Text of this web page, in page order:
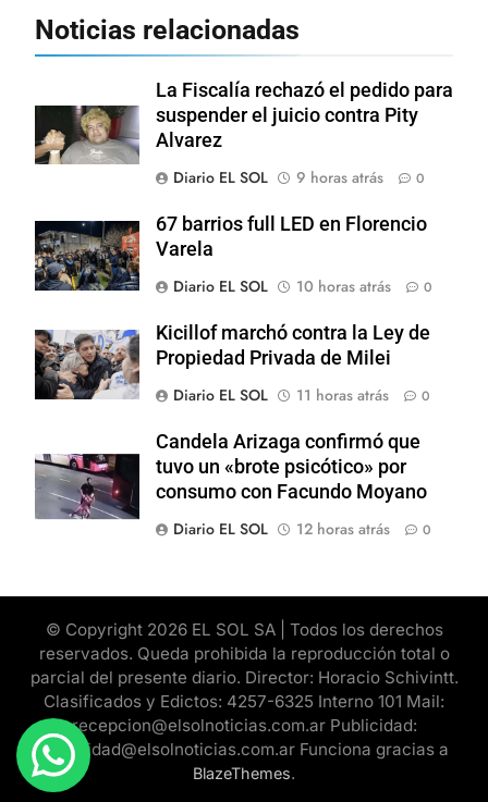
Noticias relacionadas
La Fiscalía rechazó el pedido para
suspender el juicio contra Pity
Alvarez
Diario EL SOL
9 horas atrás 0
67 barrios full LED en Florencio
Varela
Diario EL SOL
10 horas atrás 0
Kicillof marchó contra la Ley de
Propiedad Privada de Milei
Diario EL SOL
11 horas atrás 0
Candela Arizaga confirmó que
tuvo un «brote psicótico» por
consumo con Facundo Moyano
Diario EL SOL
12 horas atrás 0
© Copyright 2026 EL SOL SA | Todos los derechos
reservados. Queda prohibida la reproducción total o
parcial del presente diario. Director: Horacio Schivintt.
Clasificados y Edictos: 4257-6325 Interno 101 Mail:
recepcion@elsolnoticias.com.ar Publicidad:
publicidad@elsolnoticias.com.ar Funciona gracias a
BlazeThemes.